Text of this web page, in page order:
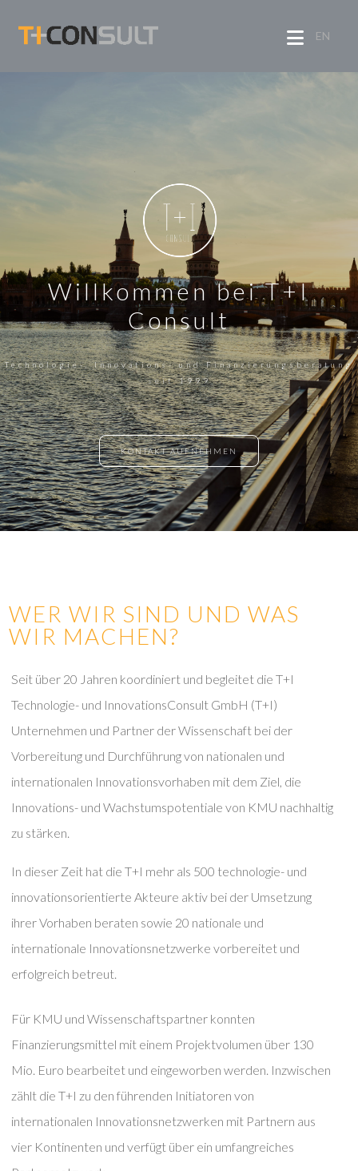
EN
Willkommen bei T+I
Consult
Technologie-, Innovations- und Finanzierungsberatung
seit 1999
KONTAKT AUFNEHMEN
WER WIR SIND UND WAS
WIR MACHEN?
Seit über 20 Jahren koordiniert und begleitet die T+I
Technologie- und InnovationsConsult GmbH (T+I)
Unternehmen und Partner der Wissenschaft bei der
Vorbereitung und Durchführung von nationalen und
internationalen Innovationsvorhaben mit dem Ziel, die
Innovations- und Wachstumspotentiale von KMU nachhaltig
zu stärken.
In dieser Zeit hat die T+I mehr als 500 technologie- und
innovationsorientierte Akteure aktiv bei der Umsetzung
ihrer Vorhaben beraten sowie 20 nationale und
internationale Innovationsnetzwerke vorbereitet und
erfolgreich betreut.
Für KMU und Wissenschaftspartner konnten
Finanzierungsmittel mit einem Projektvolumen über 130
Mio. Euro bearbeitet und eingeworben werden. Inzwischen
zählt die T+I zu den führenden Initiatoren von
internationalen Innovationsnetzwerken mit Partnern aus
vier Kontinenten und verfügt über ein umfangreiches